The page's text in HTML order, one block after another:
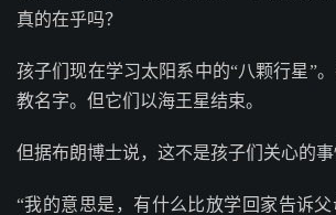
真的在乎吗？
孩子们现在学习太阳系中的“八颗行星”
教名字。但它们以海王星结束。
但据布朗博士说，这不是孩子们关心的事
“我的意思是，有什么比放学回家告诉